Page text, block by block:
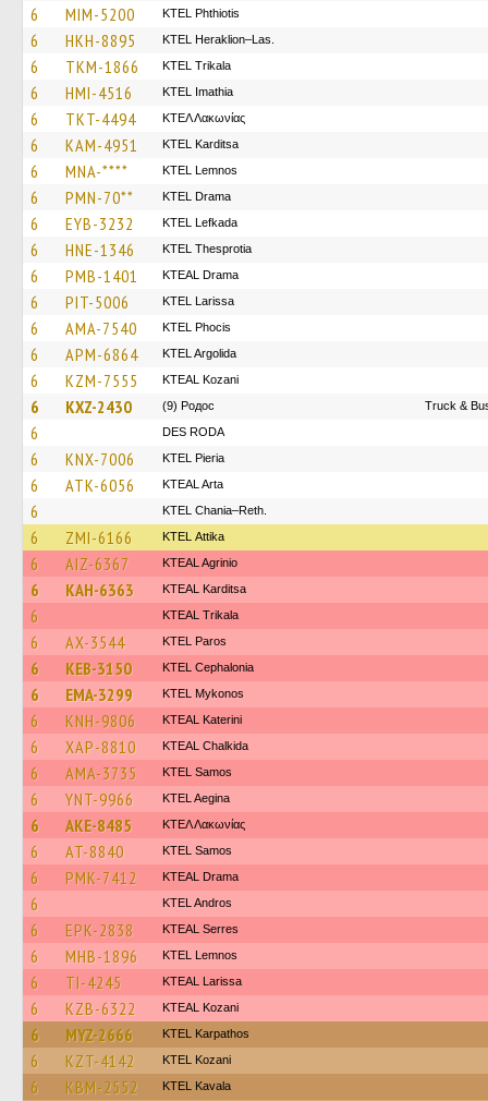
6 MIM-5200 ΚΤΕL Phthiotis
6 HKH-8895 KTEL Heraklion–Las.
6 TKM-1866 ΚΤΕL Τrikala
6 HMI-4516 KTEL Imathia
6 TKT-4494 ΚΤΕΛ Λακωνίας
6 KAM-4951 ΚΤΕL Karditsa
6 MNA-**** KTEL Lemnos
6 PMN-70** KTEL Drama
6 EYB-3232 KTEL Lefkada
6 HNE-1346 KTEL Thesprotia
6 PMB-1401 KTEAL Drama
6 PIT-5006 KTEL Larissa
6 AMA-7540 ΚΤΕL Phocis
6 APM-6864 KTEL Argolida
6 KZM-7555 KTEAL Kozani
6 KXZ-2430 (9) Родос Truck &
6 DES RODA
6 KNX-7006 KTEL Pieria
6 ATK-6056 KTEAL Arta
6 KTEL Chania–Reth.
6 ZMI-6166 KΤΕL Αttika
6 AIZ-6367 KTEAL Agrinio
6 KAH-6363 KTEAL Karditsa
6 KTEAL Trikala
6 AX-3544 KTEL Paros
6 KEB-3150 KTEL Cephalonia
6 EMA-3299 KTEL Mykonos
6 KNH-9806 KTEAL Katerini
6 XAP-8810 KTEAL Chalkida
6 AMA-3735 KTEL Samos
6 YNT-9966 KTEL Aegina
6 AKE-8485 ΚΤΕΛ Λακωνίας
6 AT-8840 KTEL Samos
6 PMK-7412 KTEAL Drama
6 KTEL Andros
6 EPK-2838 KTEAL Serres
6 MHB-1896 KTEL Lemnos
6 TI-4245 KTEAL Larissa
6 KZB-6322 KTEAL Kozani
6 MYZ-2666 ΚΤΕL Karpathos
6 KZT-4142 ΚΤΕL Kozani
6 KBM-2552 KTEL Kavala